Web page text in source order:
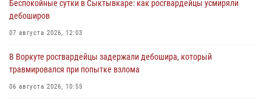
Беспокойные сутки в Сыктывкаре: как росгвардейцы усмиряли
дебоширов
07 августа 2026, 12:03
В Воркуте росгвардейцы задержали дебошира, который
травмировался при попытке взлома
06 августа 2026, 10:55